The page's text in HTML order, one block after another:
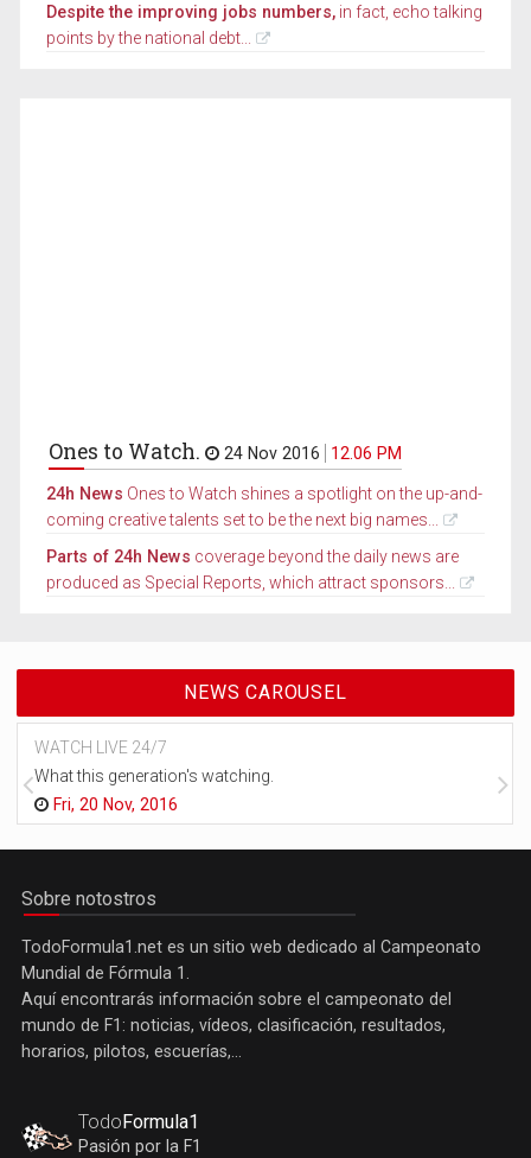
Despite the improving jobs numbers, in fact, echo talking
points by the national debt...
Ones to Watch. 24 Nov 2016 12.06 PM
24h News Ones to Watch shines a spotlight on the up-and-
coming creative talents set to be the next big names...
Parts of 24h News coverage beyond the daily news are
produced as Special Reports, which attract sponsors...
NEWS CAROUSEL
WATCH LIVE 24/7
What this generation's watching.
Fri, 20 Nov, 2016
Sobre notostros
TodoFormula1.net es un sitio web dedicado al Campeonato
Mundial de Fórmula 1.
Aquí encontrarás información sobre el campeonato del
mundo de F1: noticias, vídeos, clasificación, resultados,
horarios, pilotos, escuerías,...
TodoFormula1
Pasión por la F1